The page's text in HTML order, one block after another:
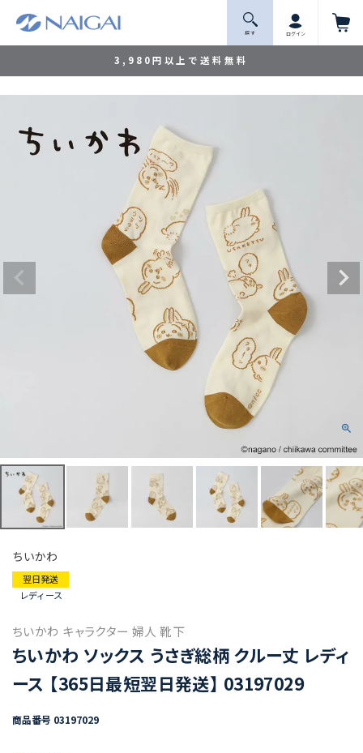
3,980円以上で送料無料
探 す ログイン
ちいかわ
翌日発送
レディース
ちいかわ キャラクター 婦人 靴下
ちいかわ ソックス うさぎ総柄 クルー丈 レディ
ース 【365日最短翌日発送】 03197029
商品番号 03197029